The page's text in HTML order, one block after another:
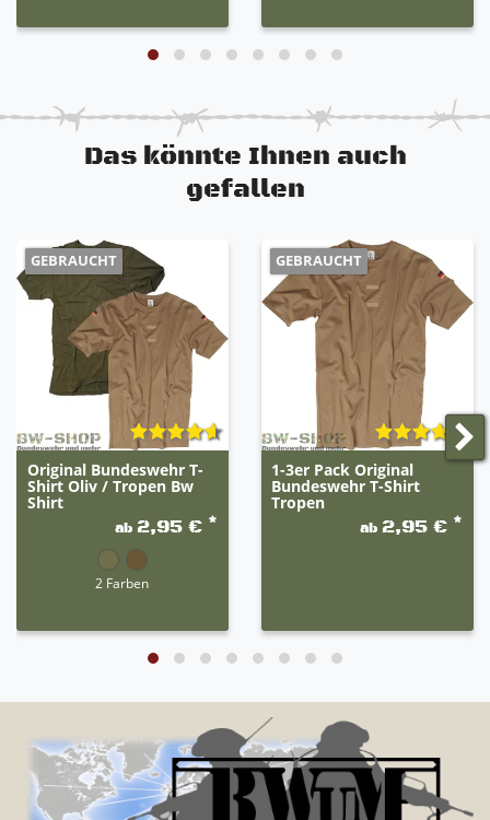
Das könnte Ihnen auch
gefallen
GEBRAUCHT
Original Bundeswehr T-
Shirt Oliv / Tropen Bw
Shirt
ab 2,95 € *
2 Farben
GEBRAUCHT
1-3er Pack Original
Bundeswehr T-Shirt
Tropen
ab 2,95 € *